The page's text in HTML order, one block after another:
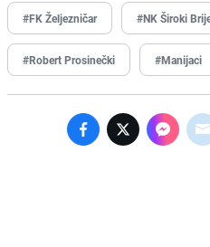
#FK Željezničar #NK Široki
#Robert Prosinečki #Manijaci